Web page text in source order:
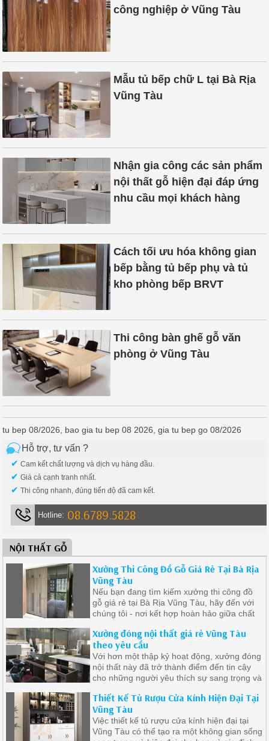
công nghiệp ở Vũng Tàu
Mẫu tủ bếp chữ L tại Bà Rịa
Vũng Tàu
Nhận gia công các sản phẩm
nội thất gỗ hiện đại đáp ứng
nhu cầu mọi khách hàng
Cách tối ưu hóa không gian
bếp bằng tủ bếp phụ và tủ
kho phòng bếp BRVT
Thi công bàn ghế gỗ văn
phòng ở Vũng Tàu
tu bep 08/2026, bao gia tu bep 08 2026, gia tu bep go 08/2026
Hỗ trợ, tư vấn ?
✔ Cam kết chất lượng và dịch vụ hàng đầu.
✔ Giá cả cạnh tranh nhất.
✔ Thi công nhanh, đúng tiến độ đã cam kết.
Hotline: 08.6789.5828
NỘI THẤT GỖ
Xưởng Thi Công Đồ Gỗ Giá Rẻ Tại Bà Rịa
Vũng Tàu
Nếu bạn đang tìm kiếm xưởng thi công đồ
gỗ giá rẻ tại Bà Rịa Vũng Tàu, hãy đến với
chúng tôi - nơi kết hợp hoàn hảo giữa chất
Xưởng đóng nội thất giá rẻ Vũng Tàu
theo yêu cầu
Với hơn một thập kỷ hoạt động, xưởng đóng
nội thất này đã trở thành điểm đến tin cậy
cho những người yêu thích sự sang trọng và
Thiết Kế Tủ Rượu Cửa Kính Hiện Đại Tại
Vũng Tàu
Việc thiết kế tủ rượu cửa kính hiện đại tại
Vũng Tàu có thể tạo ra một không gian sống